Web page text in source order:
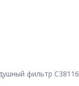
фильтр C38116